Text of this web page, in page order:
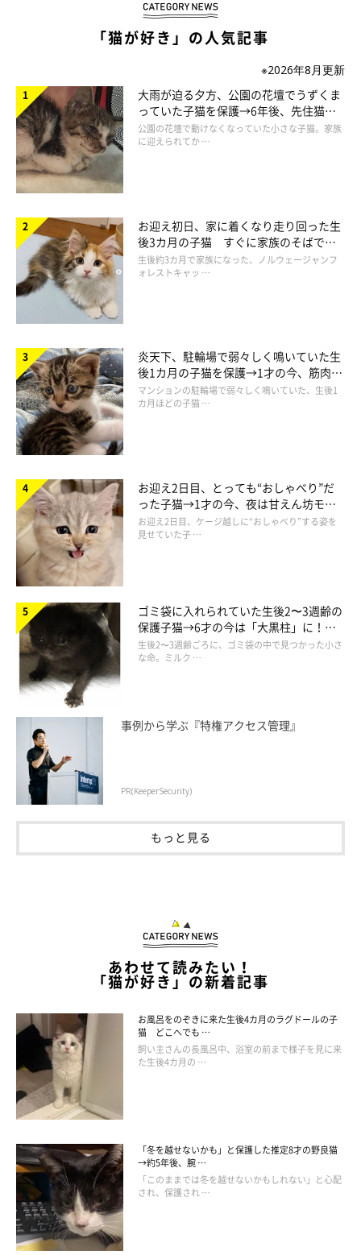
・フテネコ公式Facebook
・芦沢ムネト公式Facebook
・芦沢ムネト公式Twitter
・フテネコLINEスタンプ発売中！
「猫が好き」の人気記事
※2026年8月更新
大雨が迫る夕方、公園の花壇でうずくま
っていた子猫を保護→6年後、先住猫
と“姉妹”のような関係に
公園の花壇で動けなくなっていた小さな子猫。家族
に迎えられてか …
お迎え初日、家に着くなり走り回った生
後3カ月の子猫 すぐに家族のそばで落
ち着く姿に「迎えてよかった」
生後約3カ月で家族になった、ノルウェージャンフ
ォレストキャッ …
炎天下、駐輪場で弱々しく鳴いていた生
後1カ月の子猫を保護→1才の今、筋肉質
でツンデレなコに成長
マンションの駐輪場で弱々しく鳴いていた、生後1
カ月ほどの子猫 …
お迎え2日目、とっても“おしゃべり”だ
った子猫→1才の今、夜は甘えん坊モー
ドになるコに成長！
お迎え2日目、ケージ越しに“おしゃべり”する姿を
見せていた子 …
ゴミ袋に入れられていた生後2〜3週齢の
保護子猫→6才の今は「大黒柱」に！
美しい黒猫に成長した姿にグッとくる
生後2〜3週齢ごろに、ゴミ袋の中で見つかった小さ
な命。ミルク …
事例から学ぶ『特権アクセス管理』
PR(KeeperSecurity)
もっと見る
あわせて読みたい！
「猫が好き」の新着記事
お風呂をのぞきに来た生後4カ月のラグドールの子
猫 どこへでも …
飼い主さんの長風呂中、浴室の前まで様子を見に来
た生後4カ月の …
「冬を越せないかも」と保護した推定8才の野良猫
→約5年後、腕 …
「このままでは冬を越せないかもしれない」と心配
され、保護され …